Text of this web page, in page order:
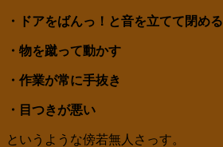
・ドアをばんっ！と音を立てて閉める
・物を蹴って動かす
・作業が常に手抜き
・目つきが悪い
というような傍若無人さっす。